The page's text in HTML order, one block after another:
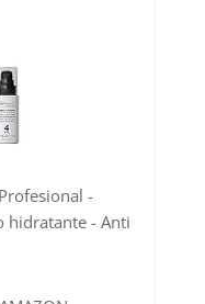
-
hidratante - Anti